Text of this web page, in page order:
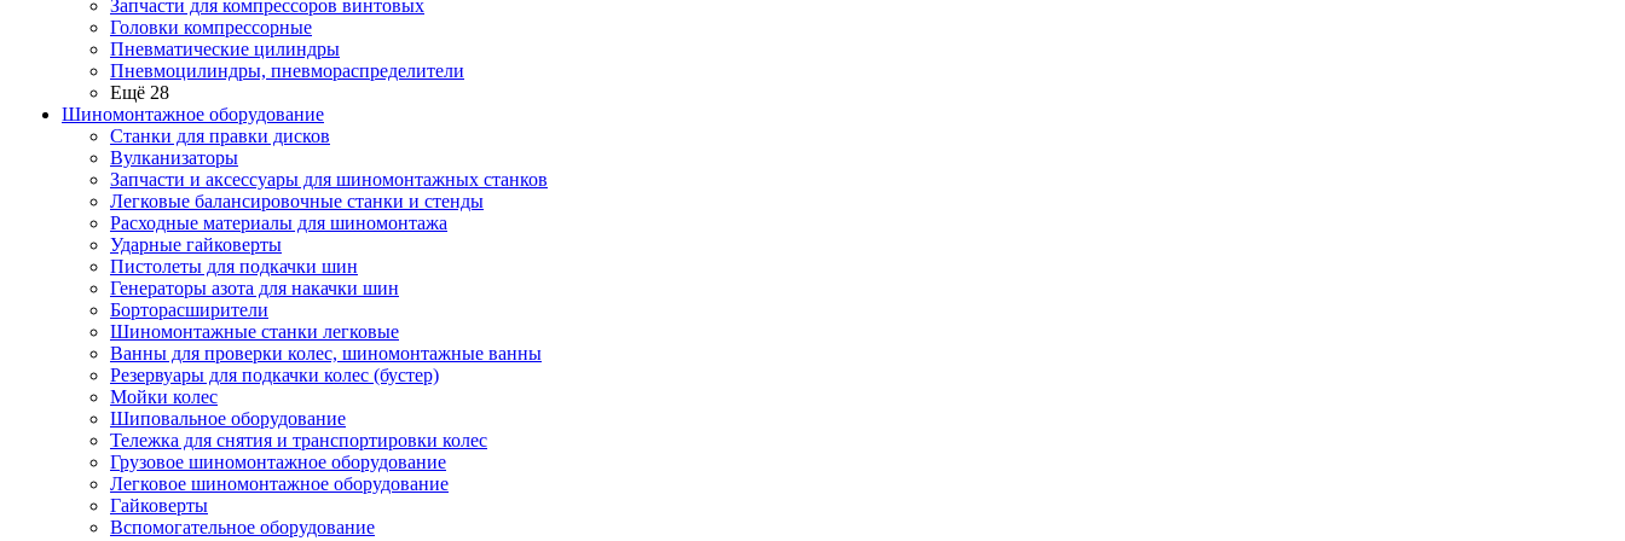
Запчасти для компрессоров винтовых
Головки компрессорные
Пневматические цилиндры
Пневмоцилиндры, пневмораспределители
Ещё 28
Шиномонтажное оборудование
Станки для правки дисков
Вулканизаторы
Запчасти и аксессуары для шиномонтажных станков
Легковые балансировочные станки и стенды
Расходные материалы для шиномонтажа
Ударные гайковерты
Пистолеты для подкачки шин
Генераторы азота для накачки шин
Борторасширители
Шиномонтажные станки легковые
Ванны для проверки колес, шиномонтажные ванны
Резервуары для подкачки колес (бустер)
Мойки колес
Шиповальное оборудование
Тележка для снятия и транспортировки колес
Грузовое шиномонтажное оборудование
Легковое шиномонтажное оборудование
Гайковерты
Вспомогательное оборудование